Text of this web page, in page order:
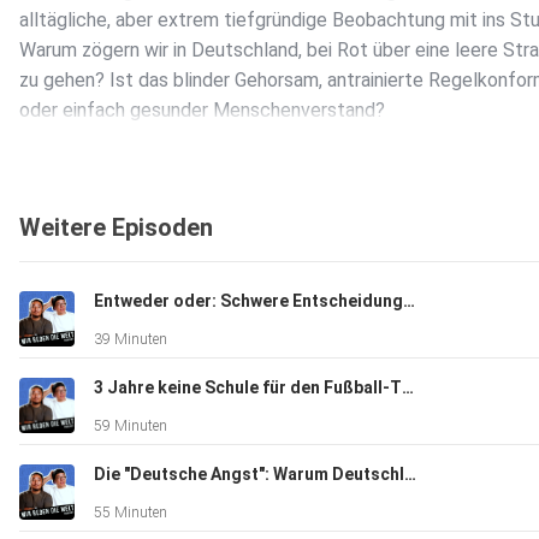
alltägliche, aber extrem tiefgründige Beobachtung mit ins
Warum zögern wir in Deutschland, bei Rot über eine leere
zu gehen? Ist das blinder Gehorsam, antrainierte
oder einfach gesunder Menschenverstand?
Daraus entwickelt sich ein hitziger Culture Clash über
Dort bleibt man mittlerweile an Ampeln stehen, weil das Land
unzähligen Überwachungskameras (CCTVs) gepflastert ist. Ini
Jong debattieren die harte moralische Grenze: Tauschen wir
Privatsphäre gegen absolute Sicherheit ein?
Weitere Episoden
Entweder oder: Schwere Entscheidungen | Folge #132
39 Minuten
3 Jahre keine Schule für den Fußball-Traum: Jus verrückte Weltreise! ️ | Folge #131
59 Minuten
Die "Deutsche Angst": Warum Deutschland den Anschluss an die Welt verliert | #130 K-Pod
55 Minuten